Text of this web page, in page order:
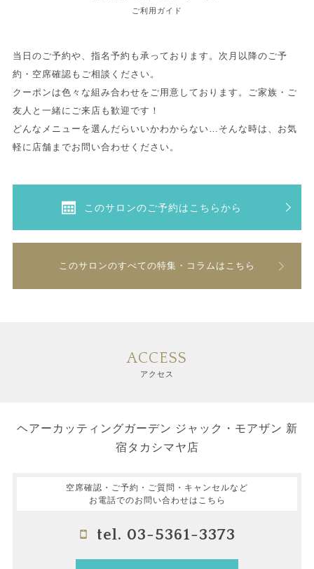
ご利用ガイド
当日のご予約や、指名予約も承っております。次月以降のご予
約・空席確認もご相談ください。
クーポンは色々な組み合わせをご用意しております。ご家族・ご
友人と一緒にご来店も歓迎です！
どんなメニューを選んだらいいかわからない…そんな時は、お気
軽に店舗までお問い合わせください。
このサロンのご予約はこちらから
このサロンのすべての特集・コラムはこちら
ACCESS
アクセス
ヘアーカッティングガーデン ジャック・モアザン 新
宿タカシマヤ店
空席確認・ご予約・ご質問・キャンセルなど
お電話でのお問い合わせはこちら
tel. 03-5361-3373